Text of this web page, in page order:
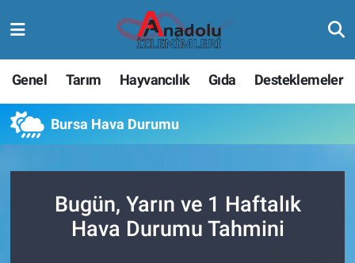
Genel Tarım Hayvancılık Gıda Desteklemeler
Bursa Hava Durumu
Bugün, Yarın ve 1 Haftalık
Hava Durumu Tahmini